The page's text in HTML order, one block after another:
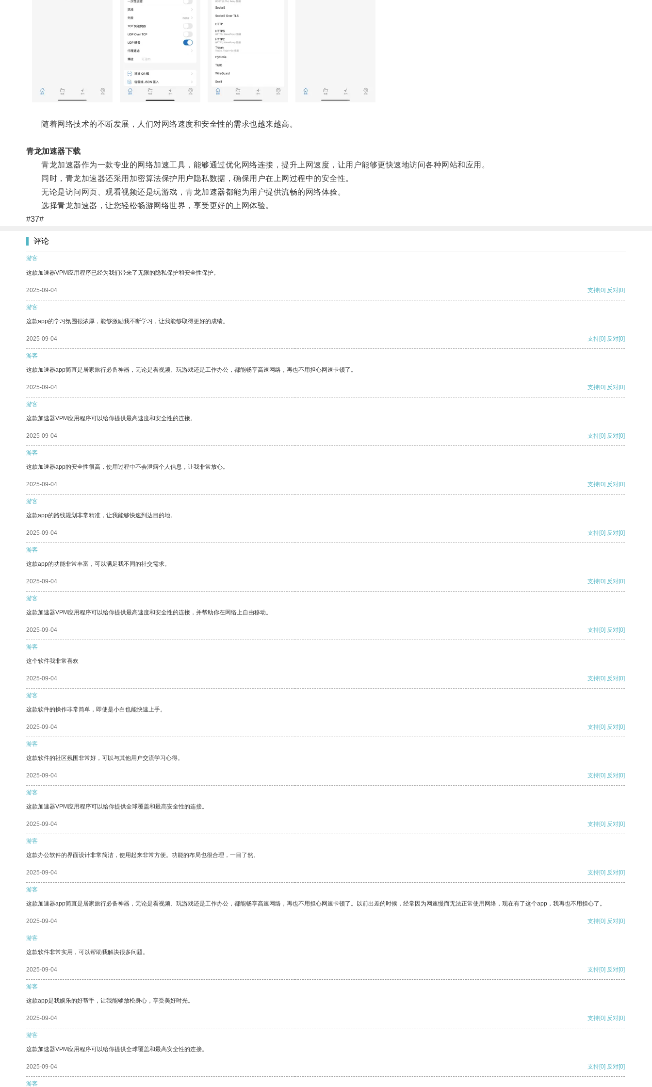
随着网络技术的不断发展，人们对网络速度和安全性的需求也越来越高。
青龙加速器下载
青龙加速器作为一款专业的网络加速工具，能够通过优化网络连接，提升上网速度，让用户能够更快速地访问各种网站和应用。
同时，青龙加速器还采用加密算法保护用户隐私数据，确保用户在上网过程中的安全性。
无论是访问网页、观看视频还是玩游戏，青龙加速器都能为用户提供流畅的网络体验。
选择青龙加速器，让您轻松畅游网络世界，享受更好的上网体验。
#37#
评论
游客
这款加速器VPM应用程序已经为我们带来了无限的隐私保护和安全性保护。
2025-09-04 支持[0] 反对[0]
游客
这款app的学习氛围很浓厚，能够激励我不断学习，让我能够取得更好的成绩。
2025-09-04 支持[0] 反对[0]
游客
这款加速器app简直是居家旅行必备神器，无论是看视频、玩游戏还是工作办公，都能畅享高速网络，再也不用担心网速卡顿了。
2025-09-04 支持[0] 反对[0]
游客
这款加速器VPM应用程序可以给你提供最高速度和安全性的连接。
2025-09-04 支持[0] 反对[0]
游客
这款加速器app的安全性很高，使用过程中不会泄露个人信息，让我非常放心。
2025-09-04 支持[0] 反对[0]
游客
这款app的路线规划非常精准，让我能够快速到达目的地。
2025-09-04 支持[0] 反对[0]
游客
这款app的功能非常丰富，可以满足我不同的社交需求。
2025-09-04 支持[0] 反对[0]
游客
这款加速器VPM应用程序可以给你提供最高速度和安全性的连接，并帮助你在网络上自由移动。
2025-09-04 支持[0] 反对[0]
游客
这个软件我非常喜欢
2025-09-04 支持[0] 反对[0]
游客
这款软件的操作非常简单，即使是小白也能快速上手。
2025-09-04 支持[0] 反对[0]
游客
这款软件的社区氛围非常好，可以与其他用户交流学习心得。
2025-09-04 支持[0] 反对[0]
游客
这款加速器VPM应用程序可以给你提供全球覆盖和最高安全性的连接。
2025-09-04 支持[0] 反对[0]
游客
这款办公软件的界面设计非常简洁，使用起来非常方便。功能的布局也很合理，一目了然。
2025-09-04 支持[0] 反对[0]
游客
这款加速器app简直是居家旅行必备神器，无论是看视频、玩游戏还是工作办公，都能畅享高速网络，再也不用担心网速卡顿了。以前出差的时候，经常因为网速慢而无法正常使用网络，现在有了这个app，我再也不用担心了。
2025-09-04 支持[0] 反对[0]
游客
这款软件非常实用，可以帮助我解决很多问题。
2025-09-04 支持[0] 反对[0]
游客
这款app是我娱乐的好帮手，让我能够放松身心，享受美好时光。
2025-09-04 支持[0] 反对[0]
游客
这款加速器VPM应用程序可以给你提供全球覆盖和最高安全性的连接。
2025-09-04 支持[0] 反对[0]
游客